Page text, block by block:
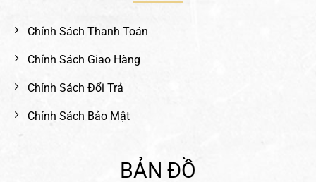
Chính Sách Thanh Toán
Chính Sách Giao Hàng
Chính Sách Đổi Trả
Chính Sách Bảo Mật
BẢN ĐỒ